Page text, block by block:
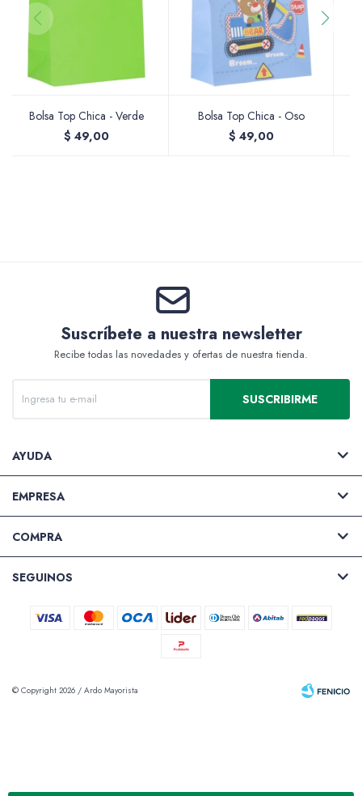
Bolsa Top Chica - Verde
$ 49,00
Bolsa Top Chica - Oso
$ 49,00
Suscríbete a nuestra newsletter
Recibe todas las novedades y ofertas de nuestra tienda.
SUSCRIBIRME
AYUDA
EMPRESA
COMPRA
SEGUINOS
© Copyright 2026 / Ardo Mayorista
Pinceles
Valijas y atriles